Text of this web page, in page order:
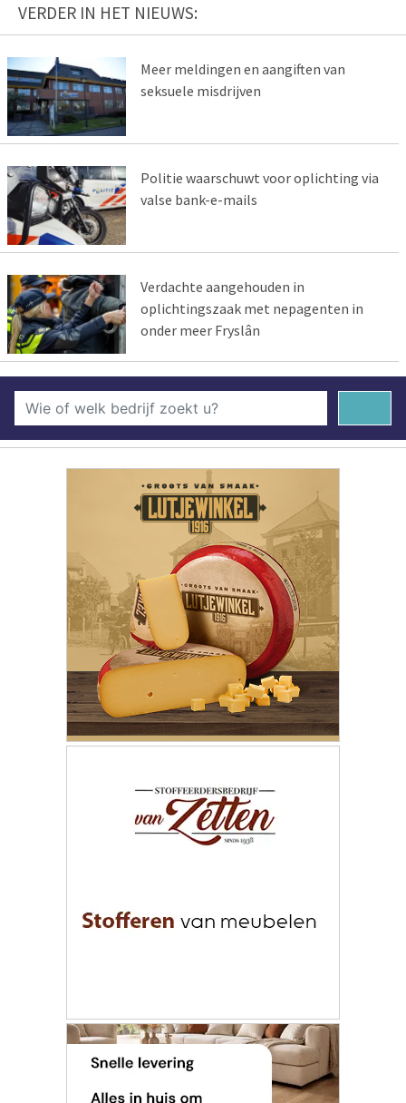
VERDER IN HET NIEUWS:
Meer meldingen en aangiften van
seksuele misdrijven
Politie waarschuwt voor oplichting via
valse bank-e-mails
Verdachte aangehouden in
oplichtingszaak met nepagenten in
onder meer Fryslân